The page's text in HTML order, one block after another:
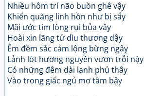
Nhiều hôm trí não buồn ghê vậy
Khiến quãng linh hồn như bị sẩy
Mãi ước tim lòng rụi bủa vây
Hoài xin lãng tử dìu thương dậy
Êm đềm sắc cảm lộng bừng ngây
Lảnh lót hương nguyền vươn trỗi nậy
Có những đêm dài lạnh phủ thây
Vào trong giấc ngủ mơ tầm bậy